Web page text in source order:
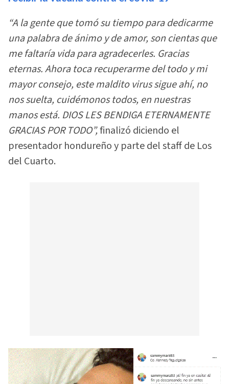
“A la gente que tomó su tiempo para dedicarme
una palabra de ánimo y de amor, son cientas que
me faltaría vida para agradecerles. Gracias
eternas. Ahora toca recuperarme del todo y mi
mayor consejo, este maldito virus sigue ahí, no
nos suelta, cuidémonos todos, en nuestras
manos está. DIOS LES BENDIGA ETERNAMENTE
GRACIAS POR TODO”,finalizó diciendo el
presentador hondureño y parte del staff de Los
del Cuarto.